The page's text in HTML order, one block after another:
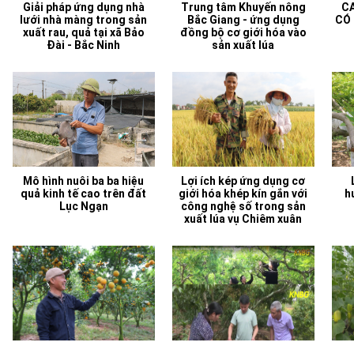
Giải pháp ứng dụng nhà
lưới nhà màng trong sản
xuất rau, quả tại xã Bảo
Đài - Bắc Ninh
Trung tâm Khuyến nông
Bắc Giang - ứng dụng
đồng bộ cơ giới hóa vào
sản xuất lúa
CÓ
Mô hình nuôi ba ba hiệu
quả kinh tế cao trên đất
Lục Ngạn
Lợi ích kép ứng dụng cơ
giới hóa khép kín gắn với
công nghệ số trong sản
xuất lúa vụ Chiêm xuân